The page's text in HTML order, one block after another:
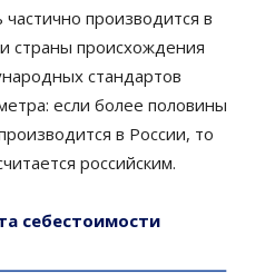
производится в
страны происхождения
стандартов
если более половины
в России, то
российским.
себестоимости